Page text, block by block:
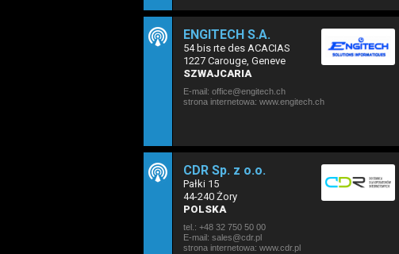
ENGITECH S.A.
54 bis rte des ACACIAS
1227 Carouge, Geneve
SZWAJCARIA
E-mail: office@engitech.ch
strona internetowa: www.engitech.ch
CDR Sp. z o.o.
Pałki 15
44-240 Żory
POLSKA
tel.: +48 32 750 50 00
E-mail: sales@cdr.pl
strona internetowa: www.cdr.pl